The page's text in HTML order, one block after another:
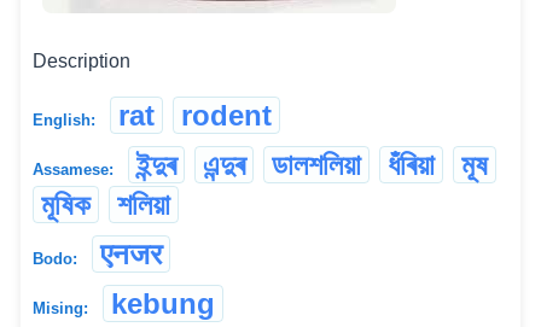
Description
English: rat rodent
Assamese: ইন্দুৰ এন্দুৰ ডালশলিয়া ধঁৰিয়া
মূষ
মূষিক
শলিয়া
Bodo: एनजर
Mising: kebung